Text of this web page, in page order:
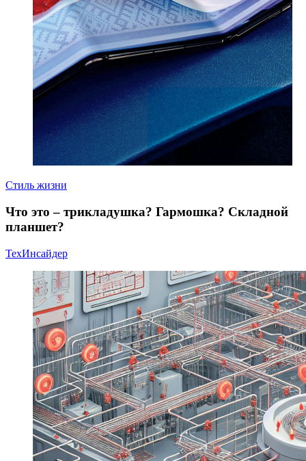
Стиль жизни
Что это – трикладушка? Гармошка? Складной
планшет?
ТехИнсайдер